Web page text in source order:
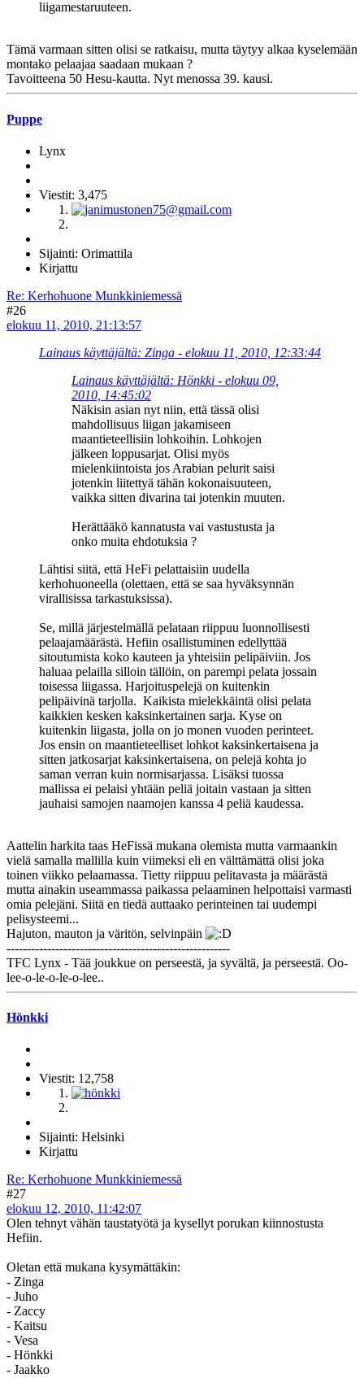
liigamestaruuteen.
Tämä varmaan sitten olisi se ratkaisu, mutta täytyy alkaa kyselemään
montako pelaajaa saadaan mukaan ?
Tavoitteena 50 Hesu-kautta. Nyt menossa 39. kausi.
Puppe
Lynx
Viestit: 3,475
Sijainti: Orimattila
Kirjattu
Re: Kerhohuone Munkkiniemessä
#26
elokuu 11, 2010, 21:13:57
Lainaus käyttäjältä: Zinga - elokuu 11, 2010, 12:33:44
Lainaus käyttäjältä: Hönkki - elokuu 09,
2010, 14:45:02
Näkisin asian nyt niin, että tässä olisi
mahdollisuus liigan jakamiseen
maantieteellisiin lohkoihin. Lohkojen
jälkeen loppusarjat. Olisi myös
mielenkiintoista jos Arabian pelurit saisi
jotenkin liitettyä tähän kokonaisuuteen,
vaikka sitten divarina tai jotenkin muuten.
Herättääkö kannatusta vai vastustusta ja
onko muita ehdotuksia ?
Lähtisi siitä, että HeFi pelattaisiin uudella
kerhohuoneella (olettaen, että se saa hyväksynnän
virallisissa tarkastuksissa).
Se, millä järjestelmällä pelataan riippuu luonnollisesti
pelaajamäärästä. Hefiin osallistuminen edellyttää
sitoutumista koko kauteen ja yhteisiin pelipäiviin. Jos
haluaa pelailla silloin tällöin, on parempi pelata jossain
toisessa liigassa. Harjoituspelejä on kuitenkin
pelipäivinä tarjolla. Kaikista mielekkäintä olisi pelata
kaikkien kesken kaksinkertainen sarja. Kyse on
kuitenkin liigasta, jolla on jo monen vuoden perinteet.
Jos ensin on maantieteelliset lohkot kaksinkertaisena ja
sitten jatkosarjat kaksinkertaisena, on pelejä kohta jo
saman verran kuin normisarjassa. Lisäksi tuossa
mallissa ei pelaisi yhtään peliä joitain vastaan ja sitten
jauhaisi samojen naamojen kanssa 4 peliä kaudessa.
Aattelin harkita taas HeFissä mukana olemista mutta varmaankin
vielä samalla mallilla kuin viimeksi eli en välttämättä olisi joka
toinen viikko pelaamassa. Tietty riippuu pelitavasta ja määrästä
mutta ainakin useammassa paikassa pelaaminen helpottaisi varmasti
omia pelejäni. Siitä en tiedä auttaako perinteinen tai uudempi
pelisysteemi...
Hajuton, mauton ja väritön, selvinpäin
-------------------------------------------------------
TFC Lynx - Tää joukkue on perseestä, ja syvältä, ja perseestä. Oo-
lee-o-le-o-le-o-lee..
Hönkki
Viestit: 12,758
Sijainti: Helsinki
Kirjattu
Re: Kerhohuone Munkkiniemessä
#27
elokuu 12, 2010, 11:42:07
Olen tehnyt vähän taustatyötä ja kysellyt porukan kiinnostusta
Hefiin.
Oletan että mukana kysymättäkin:
- Zinga
- Juho
- Zaccy
- Kaitsu
- Vesa
- Hönkki
- Jaakko